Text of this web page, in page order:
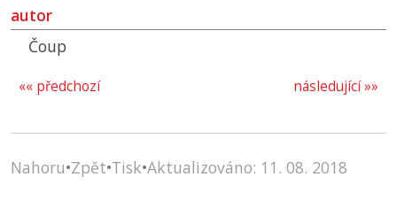
autor
Čoup
následující »»
«« předchozí
Nahoru•Zpět•Tisk•Aktualizováno: 11. 08. 2018